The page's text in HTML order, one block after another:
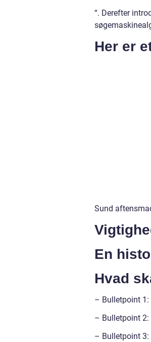
“. Derefter
Her er
Sund
En
Hvad
– Bulletpoint
– Bulletpoint
– Bulletpoint